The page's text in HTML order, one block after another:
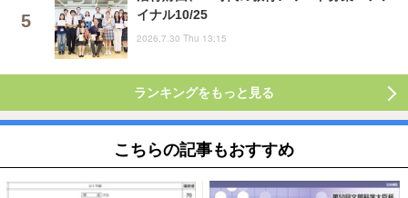
イナル10/25
2026.7.30 Thu 13:15
ランキングをもっと見る
こちらの記事もおすすめ